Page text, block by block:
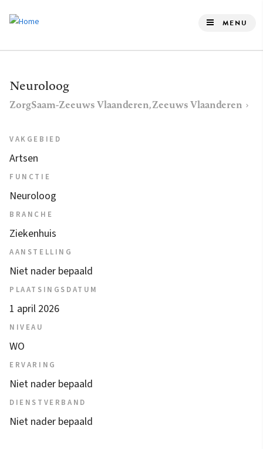
de
gaan
MENU
Neuroloog
ZorgSaam-Zeeuws Vlaanderen, Zeeuws Vlaanderen
VAKGEBIED
Artsen
FUNCTIE
Neuroloog
BRANCHE
Ziekenhuis
AANSTELLING
Niet nader bepaald
PLAATSINGSDATUM
1 april 2026
NIVEAU
WO
ERVARING
Niet nader bepaald
DIENSTVERBAND
Niet nader bepaald